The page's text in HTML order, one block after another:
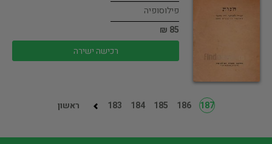
פילוסופיה
85 ₪
רכישה ישירה
ראשון 183 184 185 186 187